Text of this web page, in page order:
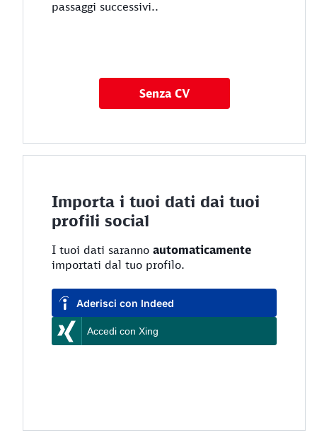
passaggi successivi..
Senza CV
Carica CV più tardi
Importa i tuoi dati dai tuoi
profili social
I tuoi dati saranno automaticamente
importati dal tuo profilo.
Carica CV da LinkedIn
Aderisci con Indeed
Candidati con Indeed
Accedi con Xing
Carica CV da Xing